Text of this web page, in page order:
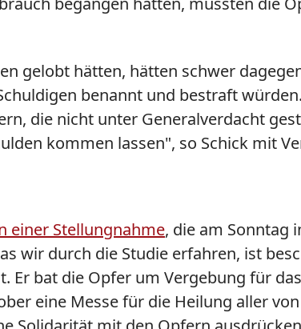
gelobt hätten, hätten schwer
benannt und bestraft
die nicht unter Generalverdacht
kommen lassen", so Schick mit
einer Stellungnahme, die am Sonntag
wir durch die Studie erfahren, ist
bat die Opfer um Vergebung für
eine Messe für die Heilung aller